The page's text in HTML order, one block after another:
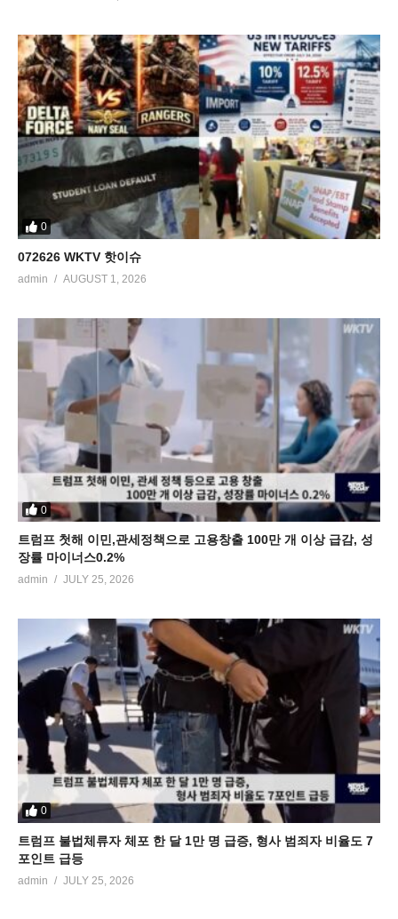
0
072626 WKTV 핫이슈
admin AUGUST 1, 2026
0
트럼프 첫해 이민,관세정책으로 고용창출 100만 개 이상 급감, 성
장률 마이너스0.2%
admin JULY 25, 2026
0
트럼프 불법체류자 체포 한 달 1만 명 급증, 형사 범죄자 비율도 7
포인트 급등
admin JULY 25, 2026